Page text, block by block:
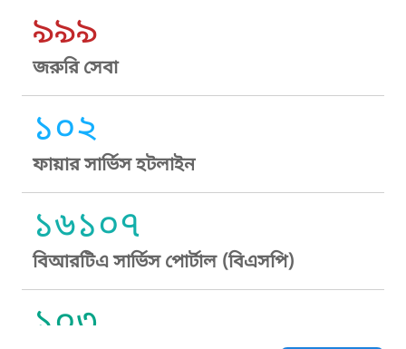
৯৯৯
জরুরি সেবা
১০২
ফায়ার সার্ভিস হটলাইন
১৬১০৭
বিআরটিএ সার্ভিস পোর্টাল (বিএসপি)
১০৩